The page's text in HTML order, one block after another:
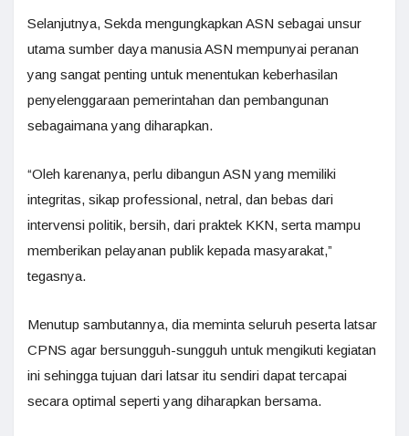
Selanjutnya, Sekda mengungkapkan ASN sebagai unsur
utama sumber daya manusia ASN mempunyai peranan
yang sangat penting untuk menentukan keberhasilan
penyelenggaraan pemerintahan dan pembangunan
sebagaimana yang diharapkan.
“Oleh karenanya, perlu dibangun ASN yang memiliki
integritas, sikap professional, netral, dan bebas dari
intervensi politik, bersih, dari praktek KKN, serta mampu
memberikan pelayanan publik kepada masyarakat,”
tegasnya.
Menutup sambutannya, dia meminta seluruh peserta latsar
CPNS agar bersungguh-sungguh untuk mengikuti kegiatan
ini sehingga tujuan dari latsar itu sendiri dapat tercapai
secara optimal seperti yang diharapkan bersama.